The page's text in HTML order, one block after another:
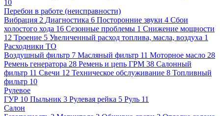
10
Перебои в работе (неисправности)
Вибрация 2 Диагностика 6 Посторонние звуки 4 Сбои
холостого хода 16 Сезонные проблемы 1 Снижение мощности
12 Троение 5 Увеличенный расход топлива, масла, воздуха 1
Расходники ТО
Воздушный фильтр 7 Масляный фильтр 11 Моторное масло 28
Ремень генератора 28 Ремень и цепь ГРМ 38 Салонный
фильтр 11 Свечи 12 Техническое обслуживание 8 Топливный
фильтр 10
Рулевое
ГУР 10 Пыльник 3 Рулевая рейка 5 Руль 11
Салон